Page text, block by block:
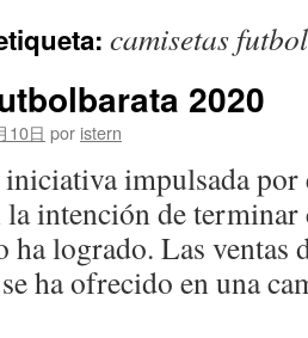
camisetas
2020
10日 por istern
iniciativa impulsada
intención de terminar
ha logrado. Las ventas
ha ofrecido en una